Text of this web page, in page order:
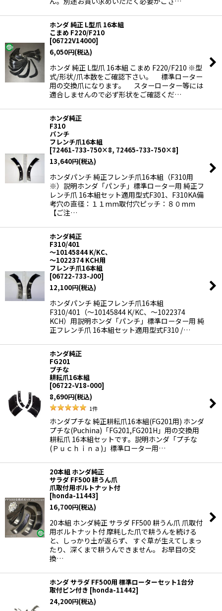
ホンダ 純正 L型爪 16本組
こまめ F220/F210
[06722V14000]
6,050円(税込)
ホンダ 純正 L型爪 16本組 こまめ F220/F210 ※型
式/形状/爪本数をご確認下さい。 標準ローター
用の交換爪になります。 スターローター等には
適合しませんので必ず形状をご確認くだ…
ホンダ純正
F310
パンチ
フレンチ爪16本組
[72461-733-750×8, 72465-733-750×8]
13,640円(税込)
ホンダパンチ 純正フレンチ爪16本組（F310用
※）説明ホンダ「パンチ」標準ローター用 純正フ
レンチ爪 16本組セット適用型式F301、F310KA備
考穴の直径：１１mm取付穴ピッチ：８０mm
【ご注…
ホンダ純正
F310/401
〜10145844 K/KC、
〜1022374 KCH用
フレンチ爪16本組
[06722-733-J00]
12,100円(税込)
ホンダパンチ 純正フレンチ爪16本組
F310/401（〜10145844 K/KC、〜1022374
KCH）用説明ホンダ「パンチ」標準ローター用 純
正フレンチ爪 16本組セット適用型式F310 /…
ホンダ純正
FG201
プチな
耕耘爪16本組
[06722-V18-000]
8,690円(税込)
1件
ホンダプチな 純正耕耘爪16本組(FG201用) ホンダ
プチな(Puchina)「FG201,FG201H」用の交換用
耕耘爪 16本組セットです。説明ホンダ「プチな
(Ｐｕｃｈｉｎａ)」標準ローター用…
20本組 ホンダ純正
サラダ FF500 耕うん爪
爪取付用ボルトナット付
[honda-11443]
16,700円(税込)
20本組 ホンダ純正 サラダ FF500 耕うん爪 爪取付
用ボルトナット付 摩耗した爪で耕うんを続ける
と、しっかり土が返らず、 すぐ草が生えてしまっ
たり、深くまで耕うんできません。 お早目の交
換…
ホンダ サラダ FF500用 標準ローターセット1台分
取付ピン付き [honda-11442]
24,200円(税込)